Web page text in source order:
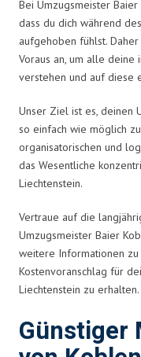
Bei Umzugsmeister
dass du dich während
aufgehoben fühlst.
Voraus an, um alle
verstehen und auf diese
Unser Ziel ist es, deinen
so einfach wie möglich
organisatorischen und
das Wesentliche
Liechtenstein.
Vertraue auf die
Umzugsmeister Baier
weitere Informationen
Kostenvoranschlag für
Liechtenstein zu erhalten.
Günstiger